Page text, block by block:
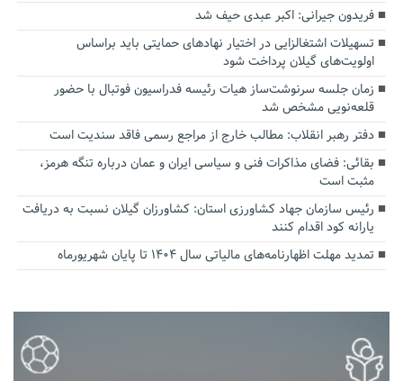
فریدون جیرانی: اکبر عبدی حیف شد
تسهیلات اشتغالزایی در اختیار نهادهای حمایتی باید براساس
اولویت‌های گیلان پرداخت شود
زمان جلسه سرنوشت‌ساز هیات رئیسه فدراسیون فوتبال با حضور
قلعه‌نویی مشخص شد
دفتر رهبر انقلاب: مطالب خارج از مراجع رسمی فاقد سندیت است
بقائی: فضای مذاکرات فنی و سیاسی ایران و عمان درباره تنگه هرمز،
مثبت است
رئیس سازمان جهاد کشاورزی استان: کشاورزان گیلان نسبت به دریافت
یارانه کود اقدام کنند
تمدید مهلت اظهارنامه‌های مالیاتی سال ۱۴۰۴ تا پایان شهریورماه